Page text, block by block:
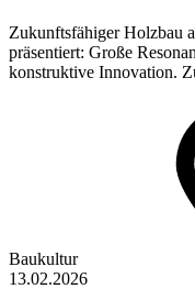
Zukunftsfähiger Holzbau
präsentiert: Große
konstruktive Innovation.
Baukultur
13.02.2026